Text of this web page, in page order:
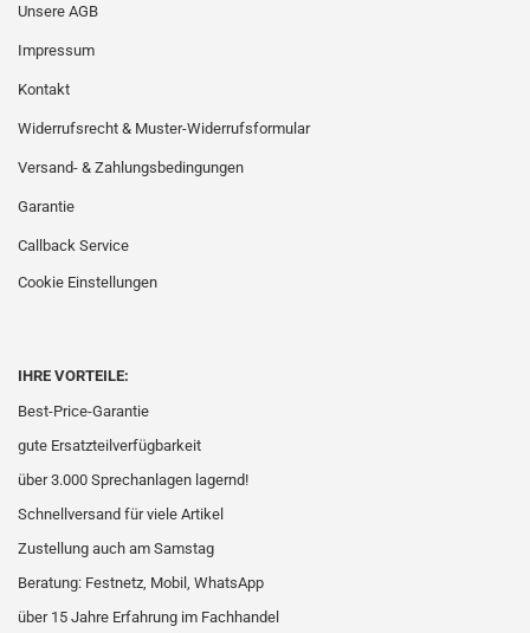
Unsere AGB
Impressum
Kontakt
Widerrufsrecht & Muster-Widerrufsformular
Versand- & Zahlungsbedingungen
Garantie
Callback Service
Cookie Einstellungen
IHRE VORTEILE:
Best-Price-Garantie
gute Ersatzteilverfügbarkeit
über 3.000 Sprechanlagen lagernd!
Schnellversand für viele Artikel
Zustellung auch am Samstag
Beratung: Festnetz, Mobil, WhatsApp
über 15 Jahre Erfahrung im Fachhandel